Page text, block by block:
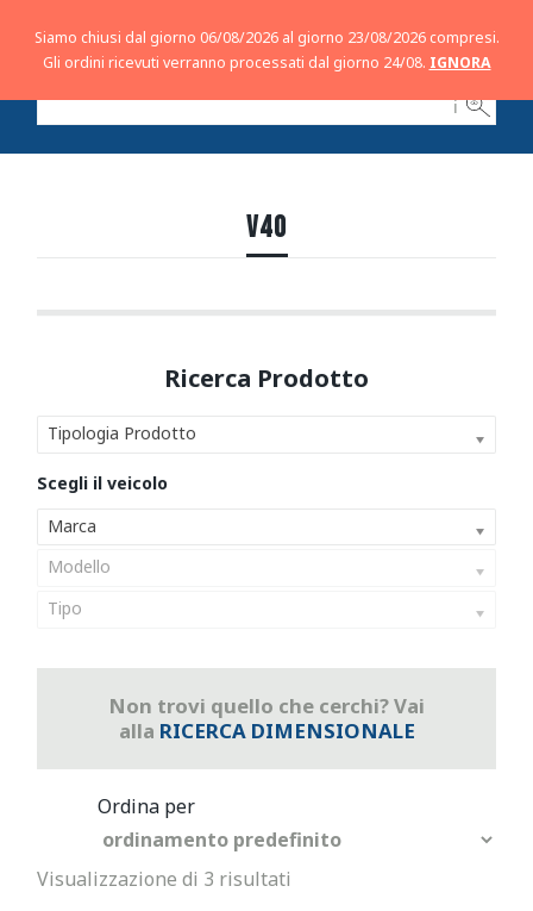
ℹ
V40
Tipologia Prodotto
Marca
Modello
Tipo
Non trovi quello che cerchi? Vai
alla RICERCA DIMENSIONALE
Visualizzazione di 3 risultati
Siamo chiusi dal giorno 06/08/2026 al giorno 23/08/2026 compresi.
Gli ordini ricevuti verranno processati dal giorno 24/08. IGNORA